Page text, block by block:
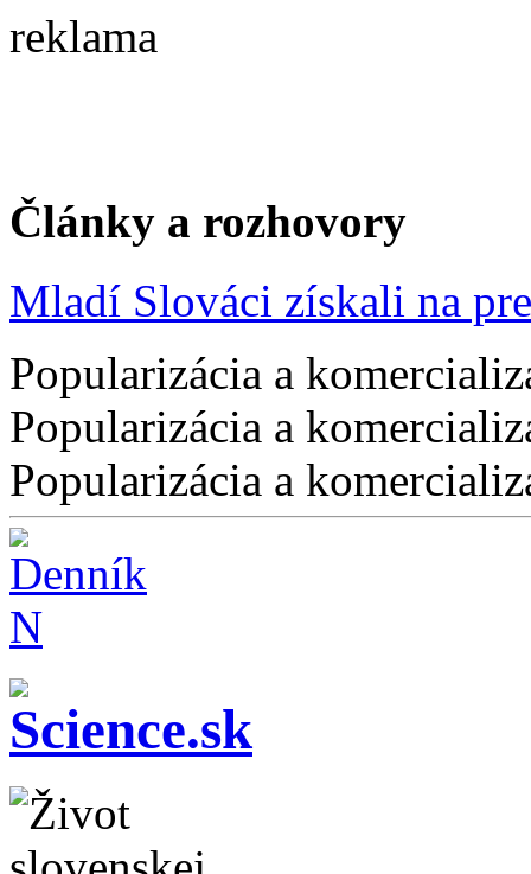
reklama
Články a rozhovory
Mladí Slováci získali na
Popularizácia a
Popularizácia a
Popularizácia a